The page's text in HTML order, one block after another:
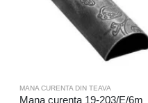
MANA CURENTA DIN TEAVA
Mana curenta 19-203/E/6m